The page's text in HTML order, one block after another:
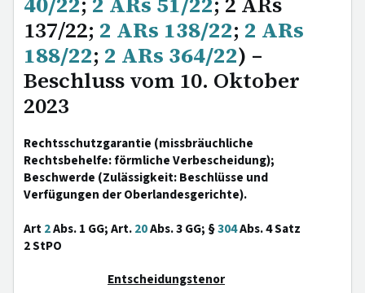
137/22; 2 ARs 138/22; 2 ARs
188/22; 2 ARs 364/22) –
Beschluss vom 10. Oktober
2023
Rechtsschutzgarantie (missbräuchliche
Rechtsbehelfe: förmliche Verbescheidung);
Beschwerde (Zulässigkeit: Beschlüsse und
Verfügungen der Oberlandesgerichte).
Art2Abs. 1 GG; Art.20Abs. 3 GG; §304Abs. 4 Satz
2 StPO
Entscheidungstenor